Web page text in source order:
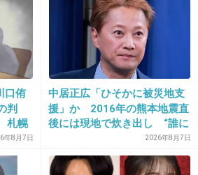
さん方にはお金握らせなかっ
+243 -10
口侑
判
札幌
年8月7日
中居正広「ひそかに被災地支
援」か 2016年の熊本地震直
後には現地で炊き出し “誰に
も知られなくて良い”と、むし
ろ強まる福祉活動への思い
2026年8月7日